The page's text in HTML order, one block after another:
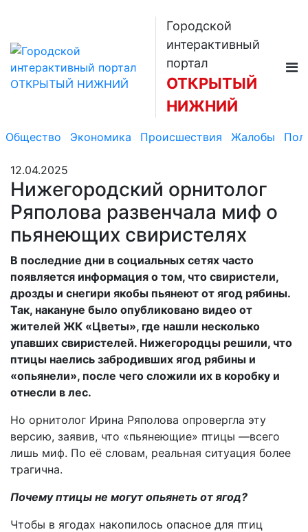
Городской
интерактивный
портал
ОТКРЫТЫЙ
НИЖНИЙ
Общество Экономика Происшествия Жалобы
12.04.2025
Нижегородский орнитолог
Ряполова развенчала миф о
пьянеющих свиристелях
В последние дни в социальных сетях часто
появляется информация о том, что свиристели,
дрозды и снегири якобы пьянеют от ягод рябины.
Так, накануне было опубликовано видео от
жителей ЖК «Цветы», где нашли несколько
упавших свиристелей. Нижегородцы решили, что
птицы наелись забродивших ягод рябины и
«опьянели», после чего сложили их в коробку и
отнесли в лес.
Но орнитолог Ирина Ряполова опровергла эту
версию, заявив, что «пьянеющие» птицы —всего
лишь миф. По её словам, реальная ситуация более
трагична.
Почему птицы не могут опьянеть от ягод?
Чтобы в ягодах накопилось опасное для птиц